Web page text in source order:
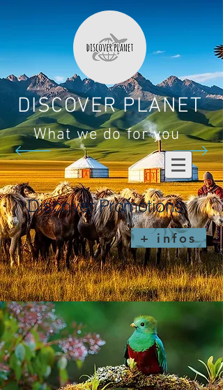
DISCOVER PLANET
What we do for you
Discover Promotions
+ infos